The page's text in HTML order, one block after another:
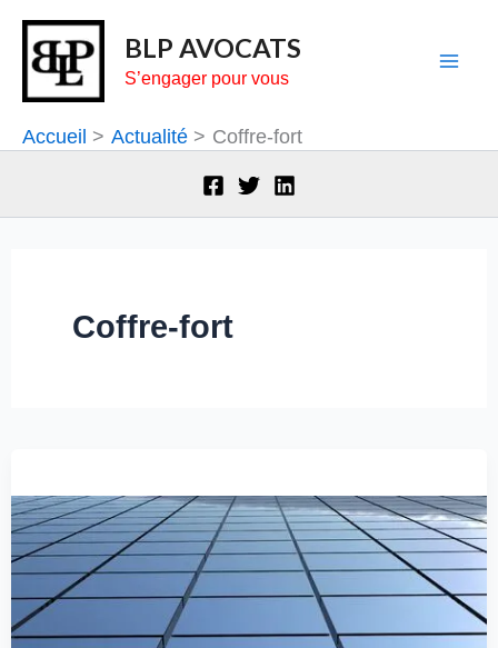
Aller
contenu
BLP AVOCATS
S’engager pour vous
Accueil Actualité Coffre-fort
Coffre-fort